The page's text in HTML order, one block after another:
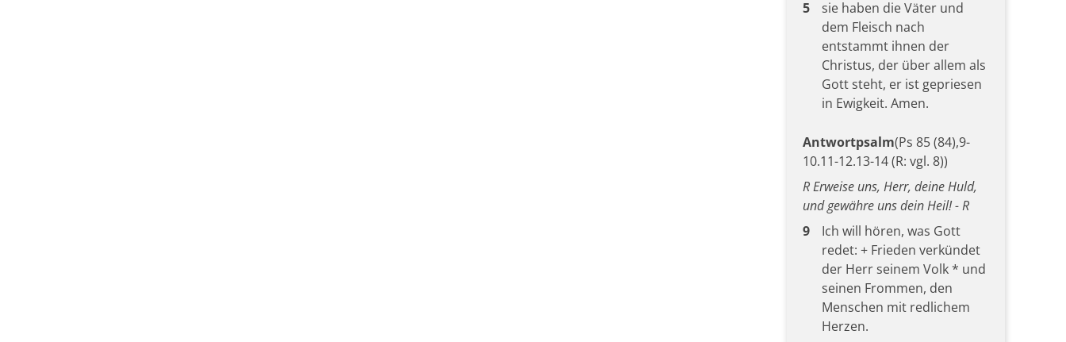
5
sie haben die Väter und
dem Fleisch nach
entstammt ihnen der
Christus, der über allem als
Gott steht, er ist gepriesen
in Ewigkeit. Amen.
Antwortpsalm(Ps 85 (84),9-
10.11-12.13-14 (R: vgl. 8))
R Erweise uns, Herr, deine Huld,
und gewähre uns dein Heil! - R
9
Ich will hören, was Gott
redet: + Frieden verkündet
der Herr seinem Volk * und
seinen Frommen, den
Menschen mit redlichem
Herzen.